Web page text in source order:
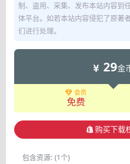
制、盗用、采集、发布本站内容到
体平台。如若本站内容侵犯了原著
们进行处理。
29金
会员
免费
购买下载
包含资源: (1个)